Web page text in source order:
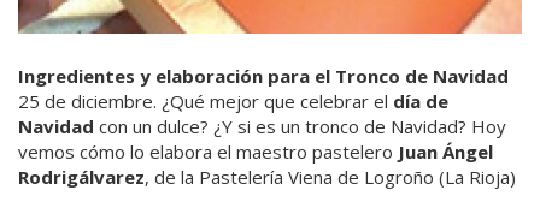
Ingredientes y elaboración para el Tronco de Navidad
25 de diciembre. ¿Qué mejor que celebrar el día de
Navidad con un dulce? ¿Y si es un tronco de Navidad? Hoy
vemos cómo lo elabora el maestro pastelero Juan Ángel
Rodrigálvarez, de la Pastelería Viena de Logroño (La Rioja)